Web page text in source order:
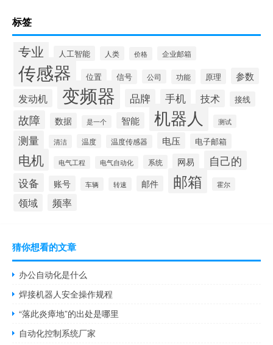
标签
专业 人工智能 人类 价格 企业邮箱
传感器 位置 信号 公司 功能 原理 参数
发动机 变频器 品牌 手机 技术 接线
故障 数据 是一个 智能 机器人 测试
测量 清洁 温度 温度传感器 电压 电子邮箱
电机 电气工程 电气自动化 系统 网易 自己的
设备 账号 车辆 转速 邮件 邮箱 霍尔
领域 频率
猜你想看的文章
办公自动化是什么
焊接机器人安全操作规程
“落此炎瘴地”的出处是哪里
自动化控制系统厂家